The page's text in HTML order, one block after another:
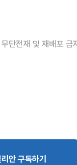
단전재 및 재배포 금
안 구독하기